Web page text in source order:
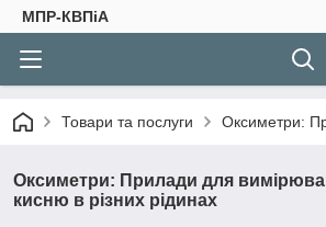
МПР-КВПіА
Товари та послуги Оксиметри:
Оксиметри: Прилади для
кисню в різних рідинах